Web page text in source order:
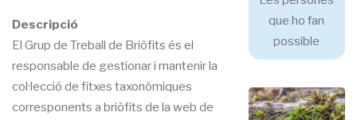
Descripció
El Grup de Treball de Briòfits és el
responsable de gestionar i mantenir la
col·lecció de fitxes taxonòmiques
corresponents a briòfits de la web de
que ho fan
possible